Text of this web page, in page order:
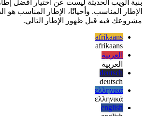
الفكرة النهائية:
بنية الويب الحديثة ليست عن اختيار أفضل
الإطار المناسب. وأحيانًا، الإطار المناسب هو
مشروعك فيه قبل ظهور الإطار التالي.
afrikaans
afrikaans
العربية
العربية
deutsch
deutsch
ελληνικά